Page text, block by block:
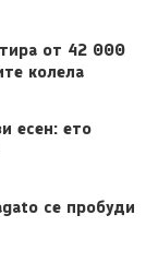
от 42 000
колела
есен: ето
се пробуди